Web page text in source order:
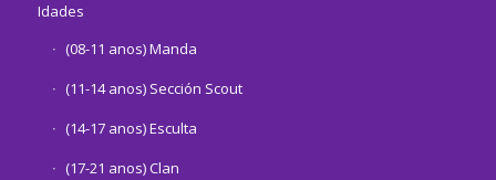
Idades
(08-11 anos) Manda
(11-14 anos) Sección Scout
(14-17 anos) Esculta
(17-21 anos) Clan